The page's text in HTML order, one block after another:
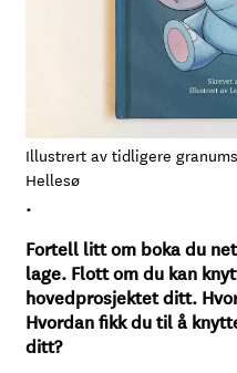
Illustrert av tidligere
Hellesø
.
Fortell litt om boka du
lage. Flott om du kan
hovedprosjektet ditt.
Hvordan fikk du til å
ditt?